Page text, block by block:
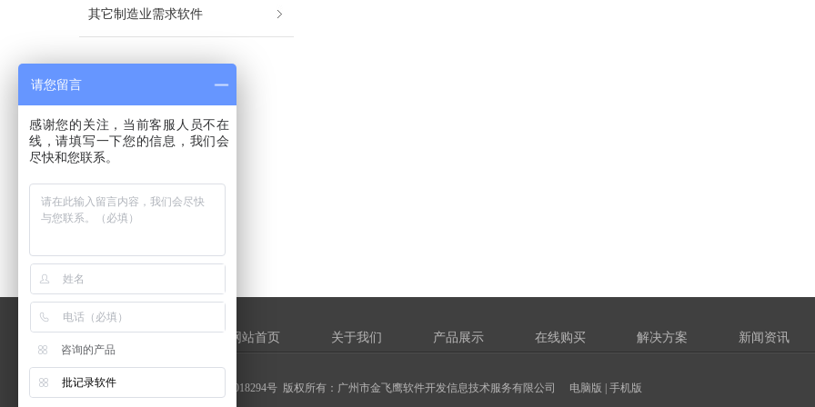
其它制造业需求软件
网站首页 关于我们 产品展示 在线购买 解决方案 新闻资讯
粤ICP备20018294号 版权所有：广州市金飞鹰软件开发信息技术服务有限公司 电脑版 手机版
请您留言
感谢您的关注，当前客服人员不在
线，请填写一下您的信息，我们会
尽快和您联系。
咨询的产品
批记录软件